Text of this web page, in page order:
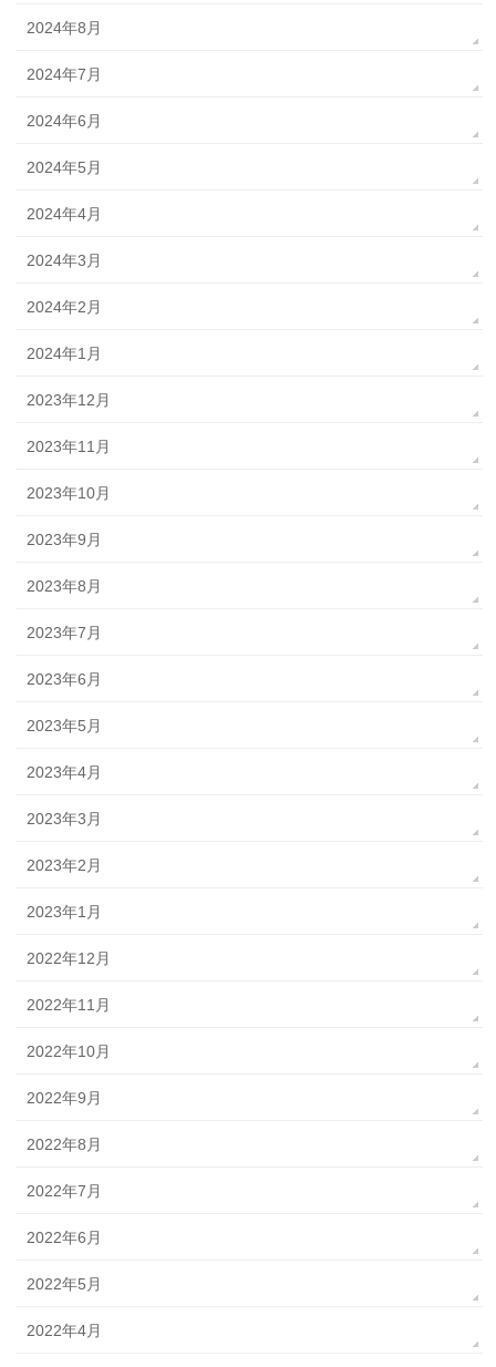
2024年8月
2024年7月
2024年6月
2024年5月
2024年4月
2024年3月
2024年2月
2024年1月
2023年12月
2023年11月
2023年10月
2023年9月
2023年8月
2023年7月
2023年6月
2023年5月
2023年4月
2023年3月
2023年2月
2023年1月
2022年12月
2022年11月
2022年10月
2022年9月
2022年8月
2022年7月
2022年6月
2022年5月
2022年4月